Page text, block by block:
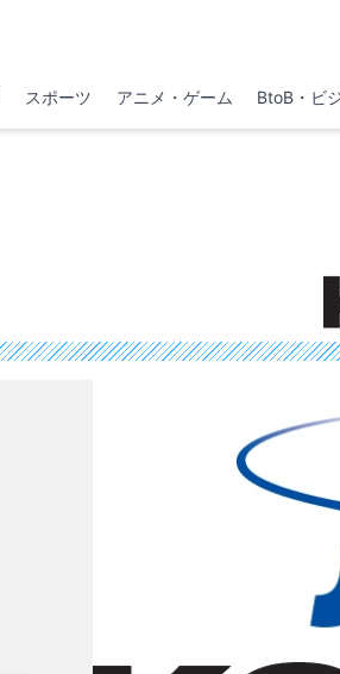
スポーツ アニメ・ゲーム BtoB・ビ